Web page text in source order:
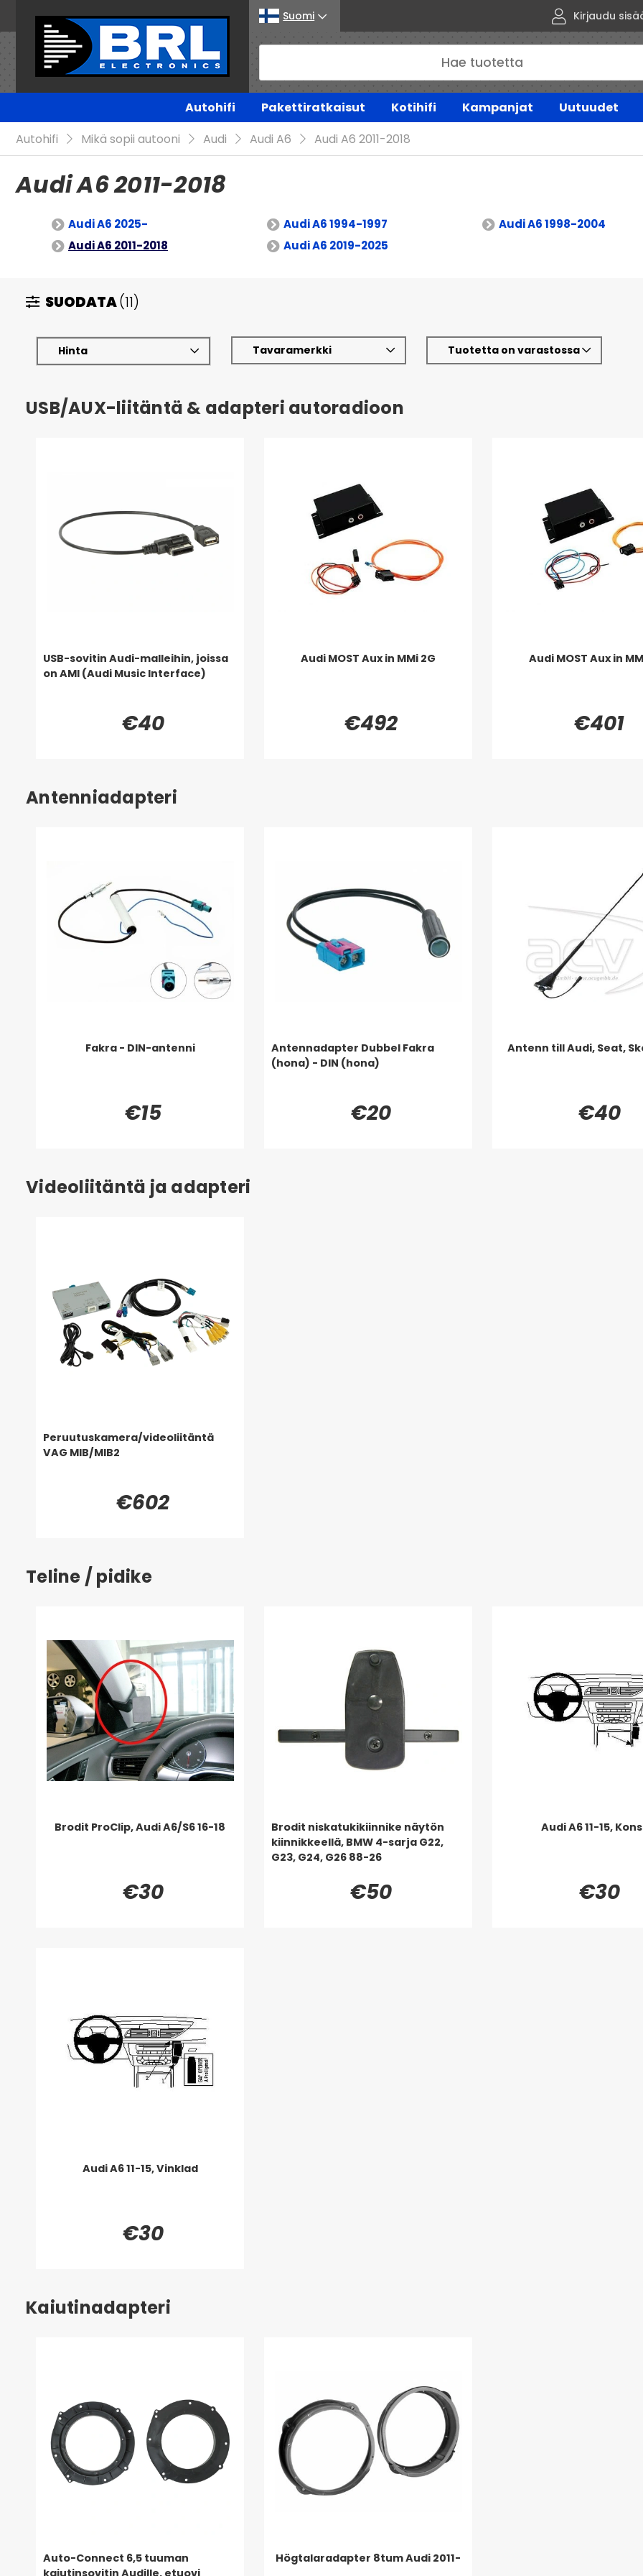
Suomi Kirjaudu
Autohifi Pakettiratkaisut Kotihifi Kampanjat
Uutuudet
Autohifi
Mikä sopii autooni Audi Audi A6 Audi A6 2011-2018
Audi A6 2011-2018
Audi A6 2025- Audi A6 1994-1997
Audi A6 1998-2004
Audi A6 2011-2018
Audi A6 2019-2025
SUODATA(11)
Hinta Tavaramerkki Tuotetta on varastossa
USB/AUX-liitäntä & adapteri autoradioon
USB-sovitin Audi-malleihin, joissa
on AMI (Audi Music Interface)
€40
Audi MOST Aux in MMi 2G
€492
Audi MOST Aux in
€401
Antenniadapteri
Fakra - DIN-antenni
€15
Antennadapter Dubbel Fakra
(hona) - DIN (hona)
€20
Antenn till Audi, Seat,
€40
Videoliitäntä ja adapteri
Peruutuskamera/videoliitäntä
VAG MIB/MIB2
€602
Teline / pidike
Brodit ProClip, Audi A6/S6 16-18
€30
Brodit niskatukikiinnike näytön
kiinnikkeellä, BMW 4-sarja G22,
G23, G24, G26 88-26
€50
Audi A6 11-15,
€30
Audi A6 11-15, Vinklad
€30
Kaiutinadapteri
Auto-Connect 6,5 tuuman
kaiutinsovitin Audille, etuovi
Högtalaradapter 8tum Audi 2011-